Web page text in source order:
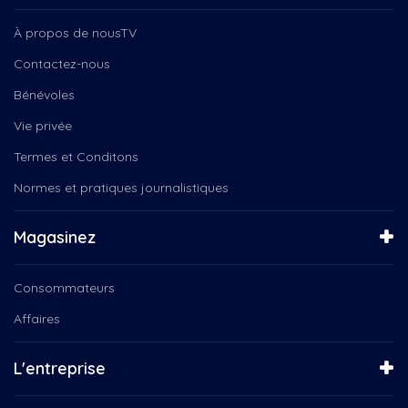
Folk, Beaulac
Gabrielle Proulx
Gaby Woogie Nicolas Patterson...
Gars coin janna kate boite...
Groupe Coderr
Jeunesse
Jordan desjardins trio d'ores...
Julian Reusing Marc-André...
Justenbois, Memphrémagog:...
L'orée des champs
Le magicien des couleurs
Le Québec connecté
Engagés
Ensemble vocal Les Voix Libres
Fun regarder films
Gribouille Bouille
La boîte à chansons
La Féérie de Noël
La Montagnarde : Première...
La Médiathèque
La route des clochers
La veillée des Dufour
La Virée Cogeco avec...
Le 150e du Canada
Le Choeur Pro-Musica
Le Croqueur de tronches
À propos de nousTV
Contactez-nous
Bénévoles
Vie privée
Termes et Conditons
Normes et pratiques journalistiques
Magasinez
Consommateurs
Affaires
L'entreprise